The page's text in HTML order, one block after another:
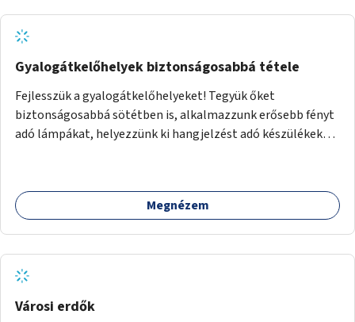
Gyalogátkelőhelyek biztonságosabbá tétele
Fejlesszük a gyalogátkelőhelyeket! Tegyük őket
biztonságosabbá sötétben is, alkalmazzunk erősebb fényt
adó lámpákat, helyezzünk ki hangjelzést adó készülékeket
Megnézem
Városi erdők